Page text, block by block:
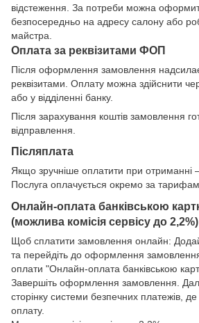
відстеження. За потреби можна
безпосередньо на адресу салону або
майстра.
Оплата за реквізитами ФОП
Після оформлення замовлення
реквізитами. Оплату можна здійснити
або у відділенні банку.
Після зарахування коштів замовлення
відправлення.
Післяплата
Якщо зручніше оплатити при отриманні
Послуга оплачується окремо за
Онлайн-оплата банківською
(можлива комісія сервісу до 2,2%)
Щоб сплатити замовлення онлайн:
та перейдіть до оформлення
оплати "Онлайн-оплата банківською
Завершіть оформлення замовлення.
сторінку системи безпечних платежів,
оплату.